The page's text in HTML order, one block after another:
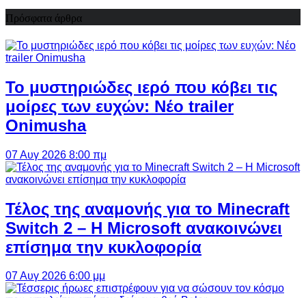
Πρόσφατα άρθρα
Το μυστηριώδες ιερό που κόβει τις
μοίρες των ευχών: Νέο trailer
Onimusha
07 Αυγ 2026 8:00 πμ
Τέλος της αναμονής για το Minecraft
Switch 2 – Η Microsoft ανακοινώνει
επίσημα την κυκλοφορία
07 Αυγ 2026 6:00 μμ